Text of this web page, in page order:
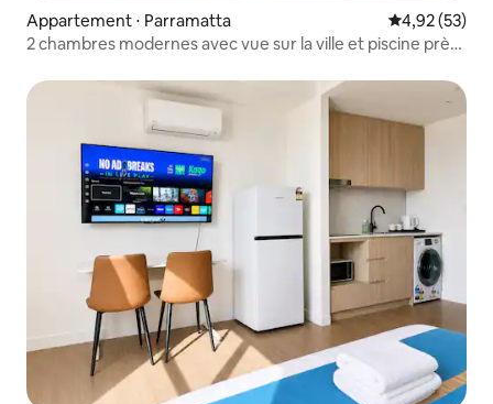
Appartement ⋅ Parramatta Évaluation
4,92 (53)
2 chambres modernes avec vue sur la ville et piscine près